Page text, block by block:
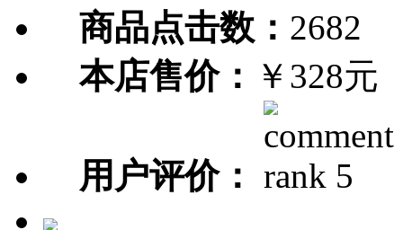
商品点击数： 2682
本店售价： ￥328元
用户评价：